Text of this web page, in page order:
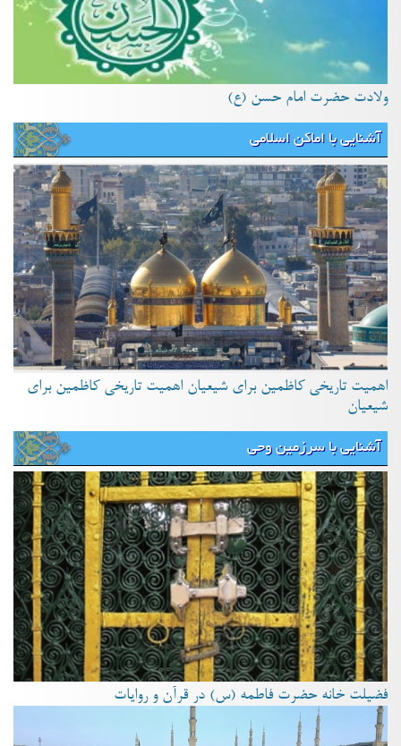
ولادت حضرت امام حسن (ع)
آشنایی با اماکن اسلامی
اهمیت تاریخی کاظمین برای شیعیان اهمیت تاریخی کاظمین برای
شیعیان
آشنایی با سرزمین وحی
فضیلت خانه حضرت فاطمه (س) در قرآن و روایات